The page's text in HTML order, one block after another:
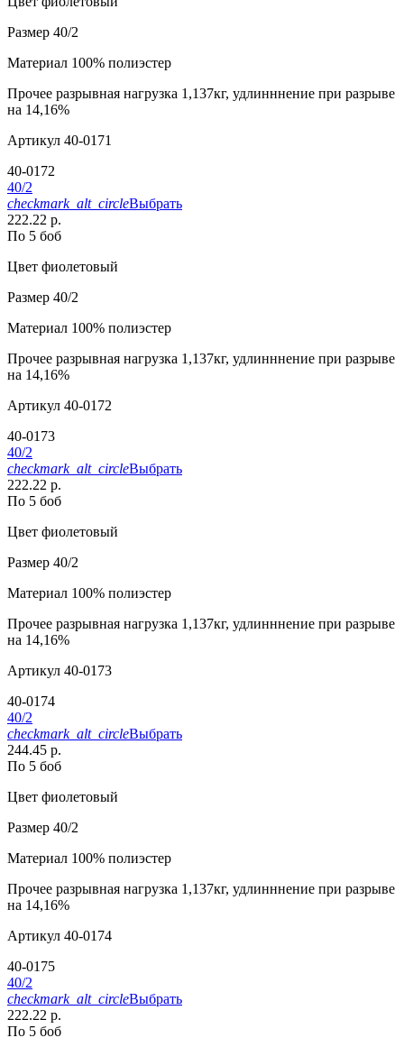
Размер 40/2
Материал 100% полиэстер
Прочее разрывная нагрузка 1,137кг, удлинннение при разрыве
на 14,16%
Артикул 40-0171
40-0172
40/2
checkmark_alt_circleВыбрать
222.22 р.
По 5 боб
Цвет фиолетовый
Размер 40/2
Материал 100% полиэстер
Прочее разрывная нагрузка 1,137кг, удлинннение при разрыве
на 14,16%
Артикул 40-0172
40-0173
40/2
checkmark_alt_circleВыбрать
222.22 р.
По 5 боб
Цвет фиолетовый
Размер 40/2
Материал 100% полиэстер
Прочее разрывная нагрузка 1,137кг, удлинннение при разрыве
на 14,16%
Артикул 40-0173
40-0174
40/2
checkmark_alt_circleВыбрать
244.45 р.
По 5 боб
Цвет фиолетовый
Размер 40/2
Материал 100% полиэстер
Прочее разрывная нагрузка 1,137кг, удлинннение при разрыве
на 14,16%
Артикул 40-0174
40-0175
40/2
checkmark_alt_circleВыбрать
222.22 р.
По 5 боб